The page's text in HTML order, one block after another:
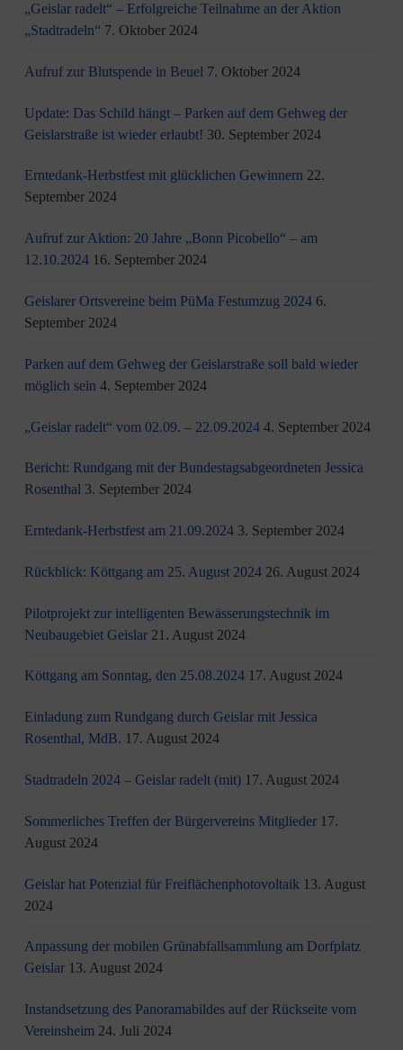
„Geislar radelt“ – Erfolgreiche Teilnahme an der Aktion
„Stadtradeln“ 7. Oktober 2024
Aufruf zur Blutspende in Beuel 7. Oktober 2024
Update: Das Schild hängt – Parken auf dem Gehweg der
Geislarstraße ist wieder erlaubt! 30. September 2024
Erntedank-Herbstfest mit glücklichen Gewinnern 22.
September 2024
Aufruf zur Aktion: 20 Jahre „Bonn Picobello“ – am
12.10.2024 16. September 2024
Geislarer Ortsvereine beim PüMa Festumzug 2024 6.
September 2024
Parken auf dem Gehweg der Geislarstraße soll bald wieder
möglich sein 4. September 2024
„Geislar radelt“ vom 02.09. – 22.09.2024 4. September 2024
Bericht: Rundgang mit der Bundestagsabgeordneten Jessica
Rosenthal 3. September 2024
Erntedank-Herbstfest am 21.09.2024 3. September 2024
Rückblick: Köttgang am 25. August 2024 26. August 2024
Pilotprojekt zur intelligenten Bewässerungstechnik im
Neubaugebiet Geislar 21. August 2024
Köttgang am Sonntag, den 25.08.2024 17. August 2024
Einladung zum Rundgang durch Geislar mit Jessica
Rosenthal, MdB. 17. August 2024
Stadtradeln 2024 – Geislar radelt (mit) 17. August 2024
Sommerliches Treffen der Bürgervereins Mitglieder 17.
August 2024
Geislar hat Potenzial für Freiflächenphotovoltaik 13. August
2024
Anpassung der mobilen Grünabfallsammlung am Dorfplatz
Geislar 13. August 2024
Instandsetzung des Panoramabildes auf der Rückseite vom
Vereinsheim 24. Juli 2024